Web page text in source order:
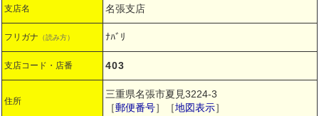
支店名 名張支店
フリガナ （読み方） ﾅﾊﾞﾘ
支店コード・店番 403
住所
三重県名張市夏見3224-3
［郵便番号］［地図表示］